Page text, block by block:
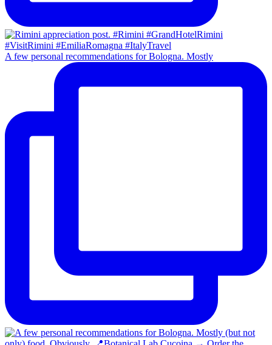
A few personal recommendations for Bologna. Mostly